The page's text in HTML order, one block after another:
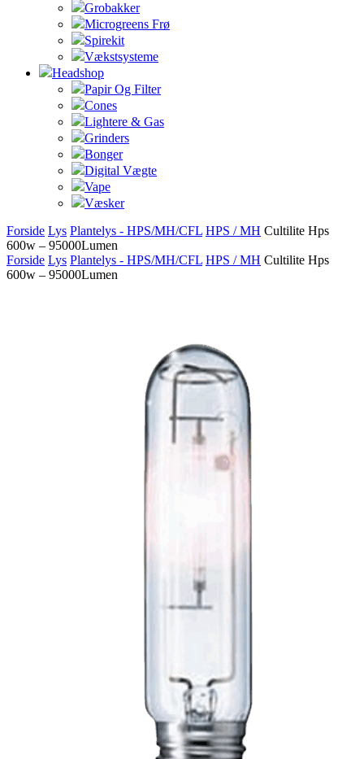
Grobakker
Microgreens Frø
Spirekit
Vækstsysteme
Headshop
Papir Og Filter
Cones
Lightere & Gas
Grinders
Bonger
Digital Vægte
Vape
Væsker
Forside Lys Plantelys - HPS/MH/CFL HPS / MH Cultilite Hps
600w – 95000Lumen
Forside Lys Plantelys - HPS/MH/CFL HPS / MH Cultilite Hps
600w – 95000Lumen